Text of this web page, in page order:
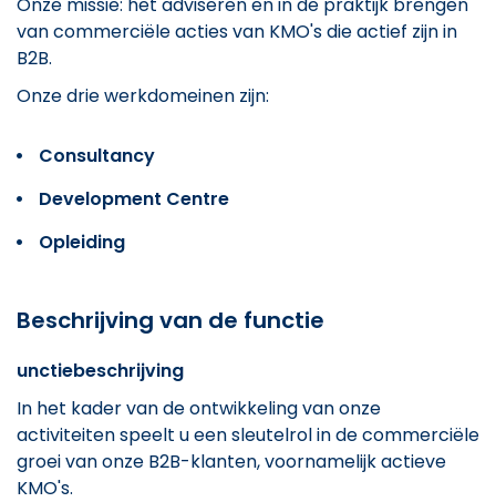
van commerciële acties van KMO's die actief zijn in
B2B.
Onze drie werkdomeinen zijn:
Consultancy
Development Centre
Opleiding
Beschrijving van de functie
unctiebeschrijving
In het kader van de ontwikkeling van onze
activiteiten speelt u een sleutelrol in de commerciële
groei van onze B2B-klanten, voornamelijk actieve
KMO's.